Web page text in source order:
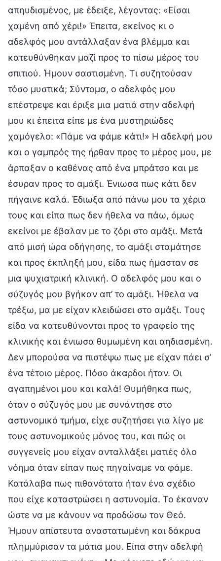
απηυδισμένος, με έδειξε, λέγοντας: «Είσαι
χαμένη από χέρι!» Έπειτα, εκείνος κι ο
αδελφός μου αντάλλαξαν ένα βλέμμα και
κατευθύνθηκαν μαζί προς το πίσω μέρος του
σπιτιού. Ήμουν σαστισμένη. Τι συζητούσαν
τόσο μυστικά; Σύντομα, ο αδελφός μου
επέστρεψε και έριξε μια ματιά στην αδελφή
μου κι έπειτα είπε με ένα μυστηριώδες
χαμόγελο: «Πάμε να φάμε κάτι!» Η αδελφή μου
και ο γαμπρός της ήρθαν προς το μέρος μου, με
άρπαξαν ο καθένας από ένα μπράτσο και με
έσυραν προς το αμάξι. Ένιωσα πως κάτι δεν
πήγαινε καλά. Έδιωξα από πάνω μου τα χέρια
τους και είπα πως δεν ήθελα να πάω, όμως
εκείνοι με έβαλαν με το ζόρι στο αμάξι. Μετά
από μισή ώρα οδήγησης, το αμάξι σταμάτησε
και προς έκπληξή μου, είδα πως ήμασταν σε
μια ψυχιατρική κλινική. Ο αδελφός μου και ο
σύζυγός μου βγήκαν απ’ το αμάξι. Ήθελα να
τρέξω, μα με είχαν κλειδώσει στο αμάξι. Τους
είδα να κατευθύνονται προς το γραφείο της
κλινικής και ένιωσα θυμωμένη και αηδιασμένη.
Δεν μπορούσα να πιστέψω πως με είχαν πάει σ’
ένα τέτοιο μέρος. Πόσο άκαρδοι ήταν. Οι
αγαπημένοι μου και καλά! Θυμήθηκα πως,
όταν ο σύζυγός μου με συνάντησε στο
αστυνομικό τμήμα, είχε συζητήσει για λίγο με
τους αστυνομικούς μόνος του, και πώς οι
συγγενείς μου είχαν ανταλλάξει ματιές όλο
νόημα όταν είπαν πως πηγαίναμε να φάμε.
Κατάλαβα πως πιθανότατα ήταν ένα σχέδιο
που είχε καταστρώσει η αστυνομία. Το έκαναν
ώστε να με κάνουν να προδώσω τον Θεό.
Ήμουν απίστευτα αναστατωμένη και δάκρυα
πλημμύρισαν τα μάτια μου. Είπα στην αδελφή